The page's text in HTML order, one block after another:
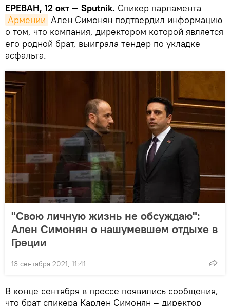
ЕРЕВАН, 12 окт — Sputnik. Спикер парламента
Армении Ален Симонян подтвердил информацию
о том, что компания, директором которой является
его родной брат, выиграла тендер по укладке
асфальта.
"Свою личную жизнь не обсуждаю":
Ален Симонян о нашумевшем отдыхе в
Греции
13 сентября 2021, 11:41
В конце сентября в прессе появились сообщения,
что брат спикера Карлен Симонян – директор